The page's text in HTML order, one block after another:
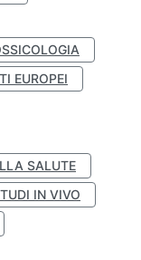
EUROPEI
SALUTE
IN VIVO